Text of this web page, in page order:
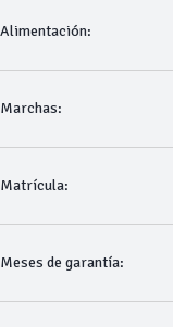
Alimentación:
Marchas:
Matrícula:
Meses de garantía: